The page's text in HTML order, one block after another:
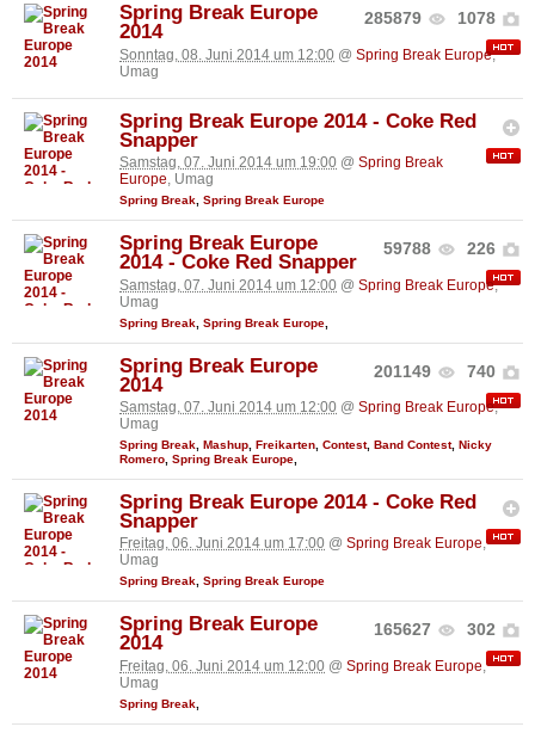
285879 1078
Spring Break Europe
2014
Sonntag, 08. Juni 2014 um 12:00 @ Spring Break Europe,
Umag
Spring Break Europe 2014 - Coke Red
Snapper
Samstag, 07. Juni 2014 um 19:00 @ Spring Break
Europe, Umag
Spring Break Spring Break Europe
59788 226
Spring Break Europe
2014 - Coke Red Snapper
Samstag, 07. Juni 2014 um 12:00 @ Spring Break Europe,
Umag
Spring Break Spring Break Europe
201149 740
Spring Break Europe
2014
Samstag, 07. Juni 2014 um 12:00 @ Spring Break Europe,
Umag
Spring Break Mashup Freikarten Contest, Band Contest, Nicky
Romero Spring Break Europe
Spring Break Europe 2014 - Coke Red
Snapper
Freitag, 06. Juni 2014 um 17:00 @ Spring Break Europe,
Umag
Spring Break, Spring Break Europe
165627 302
Spring Break Europe
2014
Freitag, 06. Juni 2014 um 12:00 @ Spring Break Europe
Umag
Spring Break